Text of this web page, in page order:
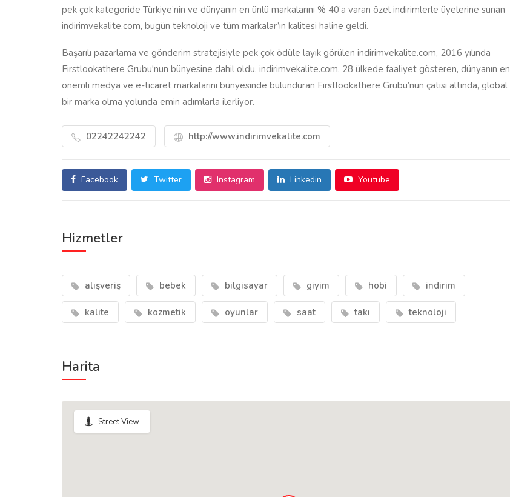
pek çok kategoride Türkiye’nin ve dünyanın en ünlü markalarını % 40’a varan özel indirimlerle üyelerine sunan
indirimvekalite.com, bugün teknoloji ve tüm markalar’ın kalitesi haline geldi.
Başarılı pazarlama ve gönderim stratejisiyle pek çok ödüle layık görülen indirimvekalite.com, 2016 yılında
Firstlookathere Grubu'nun bünyesine dahil oldu. indirimvekalite.com, 28 ülkede faaliyet gösteren, dünyanın en
önemli medya ve e-ticaret markalarını bünyesinde bulunduran Firstlookathere Grubu’nun çatısı altında, global
bir marka olma yolunda emin adımlarla ilerliyor.
02242242242 http://www.indirimvekalite.com
Facebook Twitter Instagram Linkedin Youtube
Hizmetler
alışveriş bebek bilgisayar giyim hobi indirim
kalite kozmetik oyunlar saat takı teknoloji
Harita
Street View